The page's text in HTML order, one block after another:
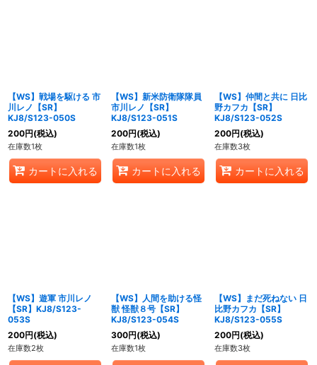
【WS】戦場を駆ける 市
川レノ【SR】
KJ8/S123-050S
200円(税込)
在庫数1枚
カートに入れる
【WS】新米防衛隊隊員
市川レノ【SR】
KJ8/S123-051S
200円(税込)
在庫数1枚
カートに入れる
【WS】仲間と共に 日比
野カフカ【SR】
KJ8/S123-052S
200円(税込)
在庫数3枚
カートに入れる
【WS】遊軍 市川レノ
【SR】KJ8/S123-
053S
200円(税込)
在庫数2枚
【WS】人間を助ける怪
獣 怪獣８号【SR】
KJ8/S123-054S
300円(税込)
在庫数1枚
【WS】まだ死ねない 日
比野カフカ【SR】
KJ8/S123-055S
200円(税込)
在庫数3枚